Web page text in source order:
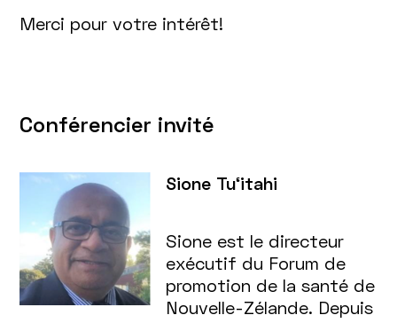
Merci pour votre intérêt!
Conférencier invité
Sione Tu‘itahi
Sione est le directeur
exécutif du Forum de
promotion de la santé de
Nouvelle-Zélande. Depuis